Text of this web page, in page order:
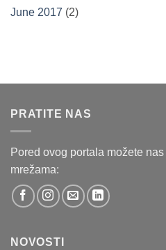
June 2017 (2)
PRATITE NAS
Pored ovog portala možete
mrežama:
NOVOSTI